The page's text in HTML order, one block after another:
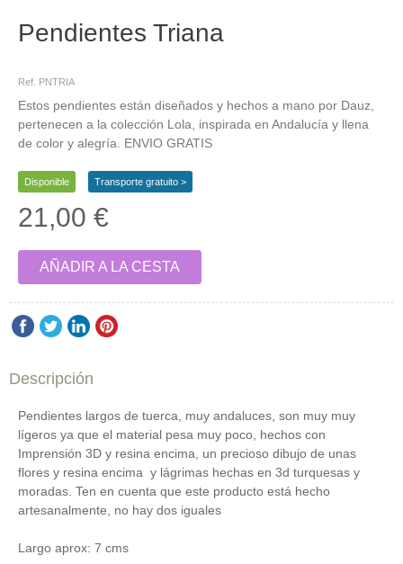
Pendientes Triana
Ref. PNTRIA
Estos pendientes están diseñados y hechos a mano por Dauz,
pertenecen a la colección Lola, inspirada en Andalucía y llena
de color y alegría. ENVIO GRATIS
Disponible Transporte gratuito >
21,00 €
AÑADIR A LA CESTA
Descripción
Pendientes largos de tuerca, muy andaluces, son muy muy
lígeros ya que el material pesa muy poco, hechos con
Imprensión 3D y resina encima, un precioso dibujo de unas
flores y resina encima y lágrimas hechas en 3d turquesas y
moradas. Ten en cuenta que este producto está hecho
artesanalmente, no hay dos iguales
Largo aprox: 7 cms